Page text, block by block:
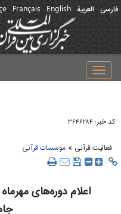
فارسی العربیة English
Français
Toggle
navigation
کد خبر: ۳۶۴۶۲۸۴
فعالیت قرآنی » موسسات قرآنی
اعلام دوره‌های